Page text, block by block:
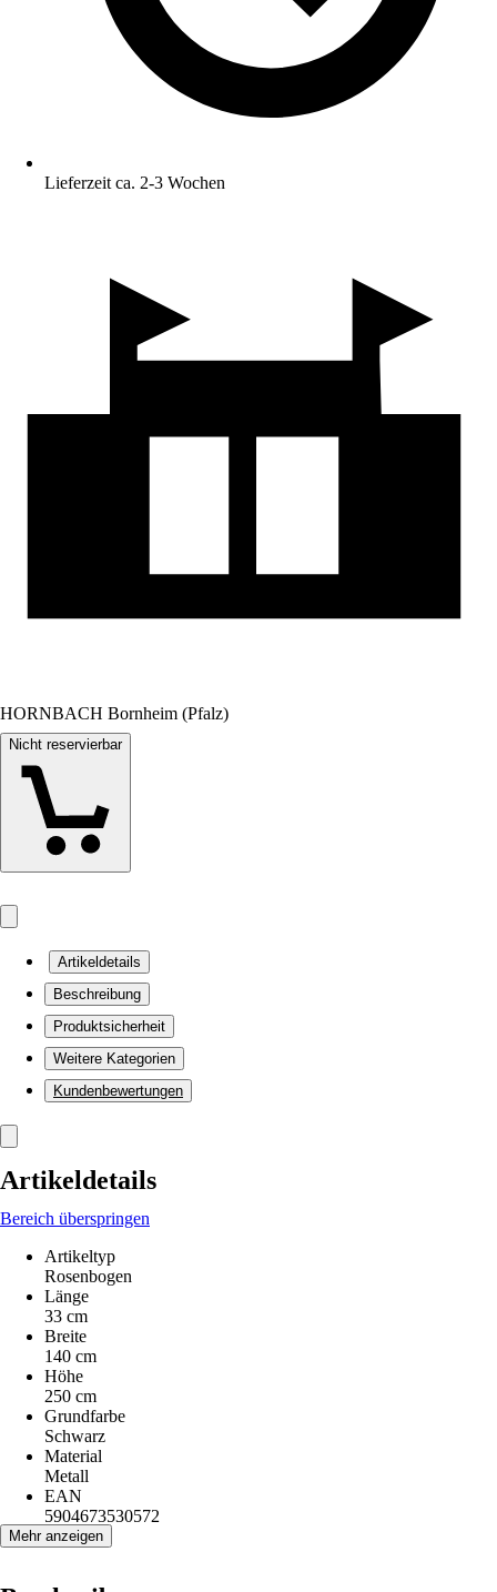
Lieferzeit ca. 2-3 Wochen
HORNBACH Bornheim (Pfalz)
Nicht reservierbar
Artikeldetails
Beschreibung
Produktsicherheit
Weitere Kategorien
Kundenbewertungen
Artikeldetails
Bereich überspringen
Artikeltyp
Rosenbogen
Länge
33 cm
Breite
140 cm
Höhe
250 cm
Grundfarbe
Schwarz
Material
Metall
EAN
5904673530572
Mehr anzeigen